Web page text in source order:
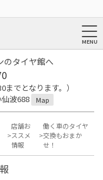
のタイヤ館へ
でとなります。）
波688
Map
店舗お
ススメ
情報
働く車のタイヤ
交換もおまか
せ！